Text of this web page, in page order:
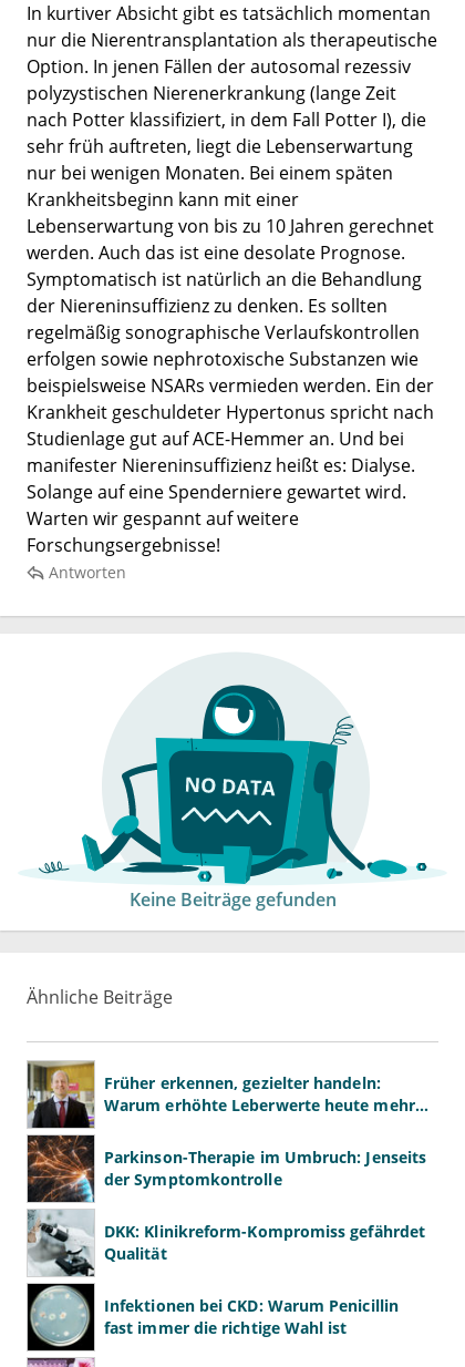
In kurtiver Absicht gibt es tatsächlich momentan
nur die Nierentransplantation als therapeutische
Option. In jenen Fällen der autosomal rezessiv
polyzystischen Nierenerkrankung (lange Zeit
nach Potter klassifiziert, in dem Fall Potter I), die
sehr früh auftreten, liegt die Lebenserwartung
nur bei wenigen Monaten. Bei einem späten
Krankheitsbeginn kann mit einer
Lebenserwartung von bis zu 10 Jahren gerechnet
werden. Auch das ist eine desolate Prognose.
Symptomatisch ist natürlich an die Behandlung
der Niereninsuffizienz zu denken. Es sollten
regelmäßig sonographische Verlaufskontrollen
erfolgen sowie nephrotoxische Substanzen wie
beispielsweise NSARs vermieden werden. Ein der
Krankheit geschuldeter Hypertonus spricht nach
Studienlage gut auf ACE-Hemmer an. Und bei
manifester Niereninsuffizienz heißt es: Dialyse.
Solange auf eine Spenderniere gewartet wird.
Warten wir gespannt auf weitere
Forschungsergebnisse!
Antworten
Keine Beiträge gefunden
Ähnliche Beiträge
Früher erkennen, gezielter handeln:
Warum erhöhte Leberwerte heute mehr
Parkinson-Therapie im Umbruch: Jenseits
der Symptomkontrolle
DKK: Klinikreform-Kompromiss gefährdet
Qualität
Infektionen bei CKD: Warum Penicillin
fast immer die richtige Wahl ist